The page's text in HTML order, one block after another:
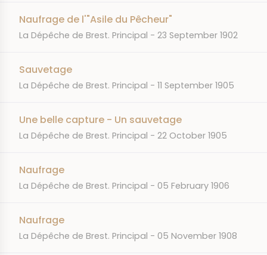
Naufrage de l'"Asile du Pêcheur"
JOURNAL
La Dépêche de Brest. Principal DATE
23 September 1902
Sauvetage
JOURNAL
La Dépêche de Brest. Principal DATE
11 September 1905
Une belle capture - Un sauvetage
JOURNAL
La Dépêche de Brest. Principal DATE
22 October 1905
Naufrage
JOURNAL
La Dépêche de Brest. Principal DATE
05 February 1906
Naufrage
JOURNAL
La Dépêche de Brest. Principal DATE
05 November 1908